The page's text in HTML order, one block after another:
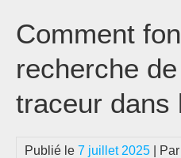
Comment
recherche
traceur dans
Publié le 7 juillet 2025 | Par